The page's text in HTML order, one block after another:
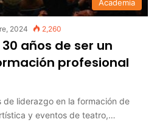
Academia
2024 2,260
30 años de ser un
profesional
de liderazgo en la formación de
y eventos de teatro,…